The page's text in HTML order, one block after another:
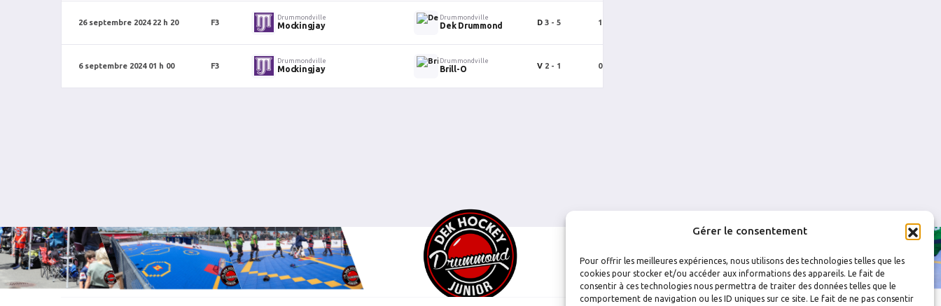
Gérer le consentement
Pour offrir les meilleures expériences, nous utilisons des technologies telles que les
cookies pour stocker et/ou accéder aux informations des appareils. Le fait de
consentir à ces technologies nous permettra de traiter des données telles que le
comportement de navigation ou les ID uniques sur ce site. Le fait de ne pas consentir
26 septembre 2024 22 h 20 F3
Drummondville
Mockingjay
Drummondville
Dek Drummond D 3 - 5 1
6 septembre 2024 01 h 00 F3
Drummondville
Mockingjay
Drummondville
Brill-O V 2 - 1 0